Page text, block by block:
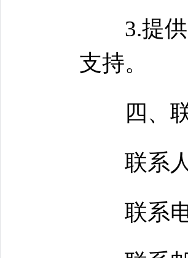
3.提供
支持。
四、联
联系人
联系电